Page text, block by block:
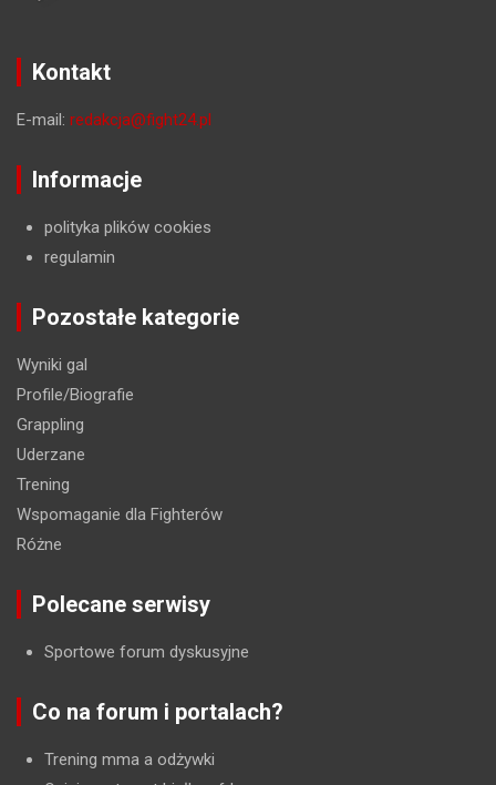
Kontakt
E-mail: redakcja@fight24.pl
Informacje
polityka plików cookies
regulamin
Pozostałe kategorie
Wyniki gal
Profile/Biografie
Grappling
Uderzane
Trening
Wspomaganie dla Fighterów
Różne
Polecane serwisy
Sportowe forum dyskusyjne
Co na forum i portalach?
Trening mma a odżywki